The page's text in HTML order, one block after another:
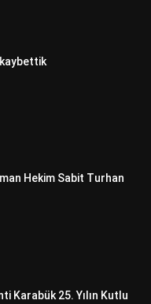
kaybettik
Hekim Sabit Turhan
Karabük 25. Yılın Kutlu